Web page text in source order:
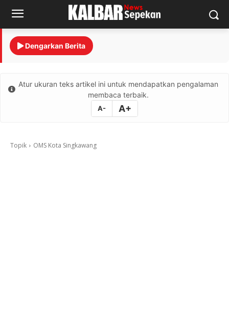
Dengarkan Berita
Atur ukuran teks artikel ini untuk mendapatkan pengalaman
membaca terbaik.
A- A+
Topik OMS Kota Singkawang